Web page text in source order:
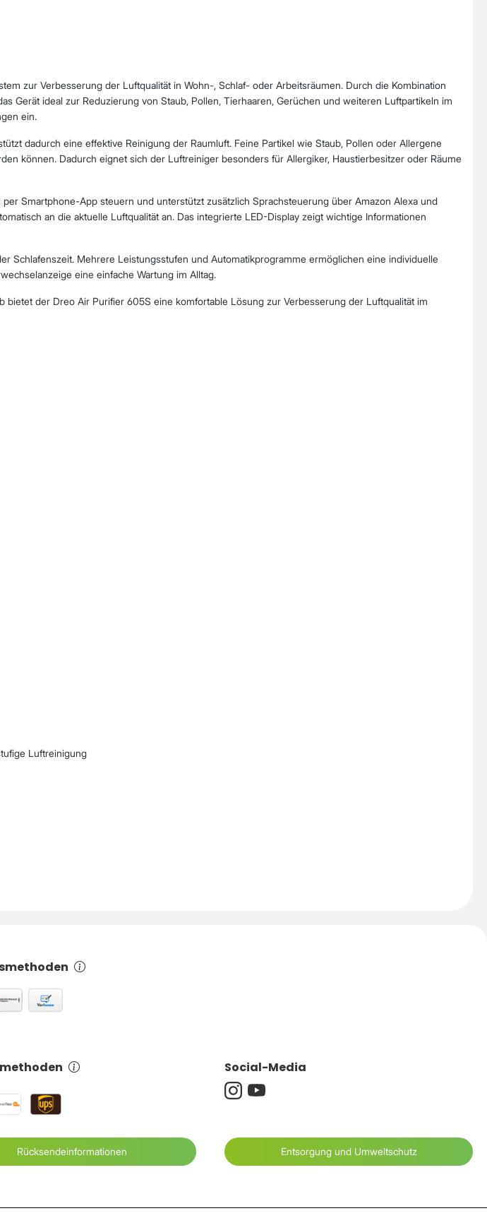
zur Verbesserung der Luftqualität in Wohn-, Schlaf- oder Arbeitsräumen. Durch die Kombination
ideal zur Reduzierung von Staub, Pollen, Tierhaaren, Gerüchen und weiteren Luftpartikeln im
ein.
dadurch eine effektive Reinigung der Raumluft. Feine Partikel wie Staub, Pollen oder Allergene
können. Dadurch eignet sich der Luftreiniger besonders für Allergiker, Haustierbesitzer oder Räume
Smartphone-App steuern und unterstützt zusätzlich Sprachsteuerung über Amazon Alexa und
an die aktuelle Luftqualität an. Das integrierte LED-Display zeigt wichtige Informationen
Schlafenszeit. Mehrere Leistungsstufen und Automatikprogramme ermöglichen eine individuelle
eine einfache Wartung im Alltag.
der Dreo Air Purifier 605S eine komfortable Lösung zur Verbesserung der Luftqualität im
Luftreinigung
Rücksendeinformationen Entsorgung und Umweltschutz
Social-Media